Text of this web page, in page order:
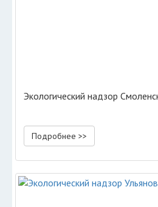
Экологический надзор
Подробнее >>